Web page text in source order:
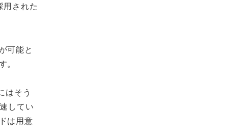
された
可能と
はそう
してい
は用意